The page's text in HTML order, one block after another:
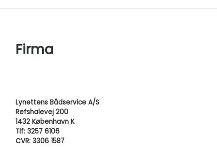
Firma
Lynettens Bådservice A/S
Refshalevej 200
1432 København K
Tlf: 3257 6106
CVR: 3306 1587